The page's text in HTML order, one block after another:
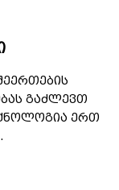
გაძლევთ
ერთ